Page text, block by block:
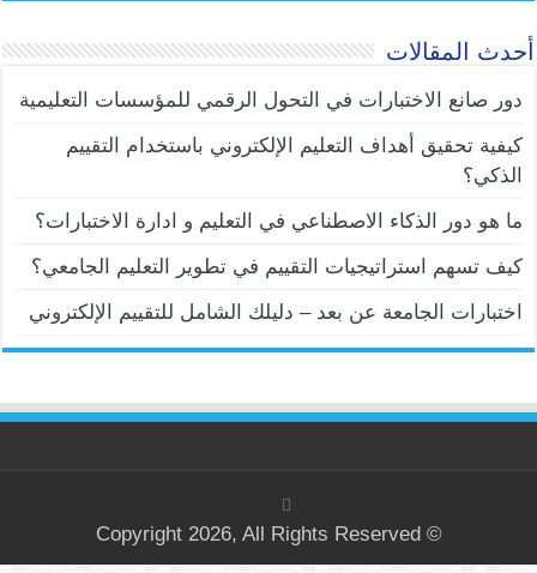
أحدث المقالات
دور صانع الاختبارات في التحول الرقمي للمؤسسات التعليمية
كيفية تحقيق أهداف التعليم الإلكتروني باستخدام التقييم
الذكي؟
ما هو دور الذكاء الاصطناعي في التعليم و ادارة الاختبارات؟
كيف تسهم استراتيجيات التقييم في تطوير التعليم الجامعي؟
اختبارات الجامعة عن بعد – دليلك الشامل للتقييم الإلكتروني
© Copyright 2026, All Rights Reserved